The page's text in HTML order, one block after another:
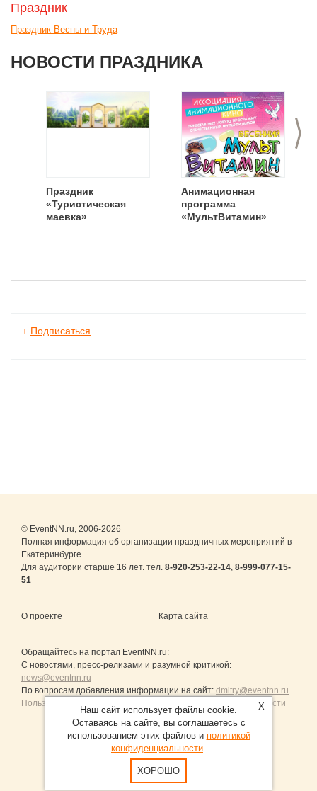
Праздник
Праздник Весны и Труда
НОВОСТИ ПРАЗДНИКА
>
Праздник
«Туристическая
маевка»
Анимационная
программа
«МультВитамин»
+ Подписаться
© EventNN.ru, 2006-2026
Полная информация об организации праздничных мероприятий в
Екатеринбурге.
Для аудитории старше 16 лет. тел. 8-920-253-22-14, 8-999-077-15-
51
О проекте Карта сайта
Обращайтесь на портал EventNN.ru:
С новостями, пресс-релизами и разумной критикой:
news@eventnn.ru
По вопросам добавления информации на сайт: dmitry@eventnn.ru
Пользовательское Соглашение и политика конфиденциальности
Продвижение сайтов Санкт-Петербург
X
Наш сайт использует файлы cookie.
Оставаясь на сайте, вы соглашаетесь с
использованием этих файлов и политикой
конфиденциальности.
ХОРОШО